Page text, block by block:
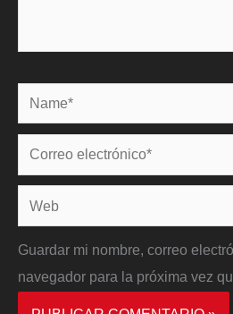
Name*
Correo
electrónico*
Web
Guardar mi nombre, correo
navegador para la próxima vez